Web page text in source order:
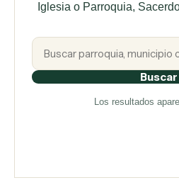
Iglesia o Parroquia,
Buscar
Los resultados